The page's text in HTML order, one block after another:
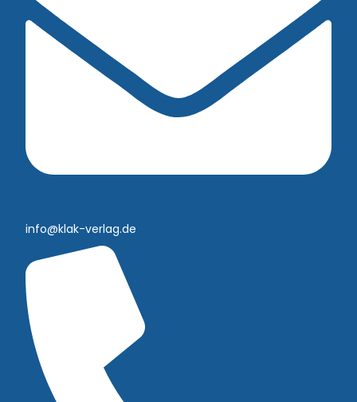
info@klak-verlag.de